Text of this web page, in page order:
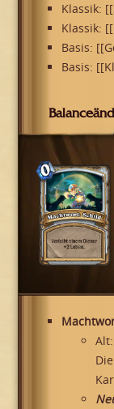
Klassik:
Klassik:
Basis:
Basis: